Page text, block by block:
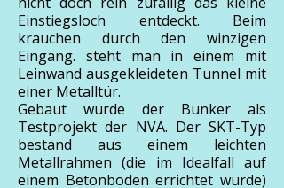
Einstiegsloch entdeckt. Beim
krauchen durch den winzigen
Eingang. steht man in einem mit
Leinwand ausgekleideten Tunnel mit
einer Metalltür.
Gebaut wurde der Bunker als
Testprojekt der NVA. Der SKT-Typ
bestand aus einem leichten
Metallrahmen (die im Idealfall auf
einem Betonboden errichtet wurde)